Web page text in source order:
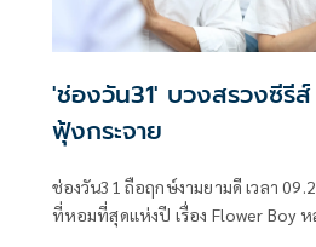
'ช่องวัน31' บวงสรวงซีรี
ฟุ้งกระจาย
ช่องวัน31 ถือฤกษ์งามยามดี เวลา 09.25 น. จัดพิธีบวงสร
ที่หอมที่สุดแห่งปี เรื่อง Flower Boy ห